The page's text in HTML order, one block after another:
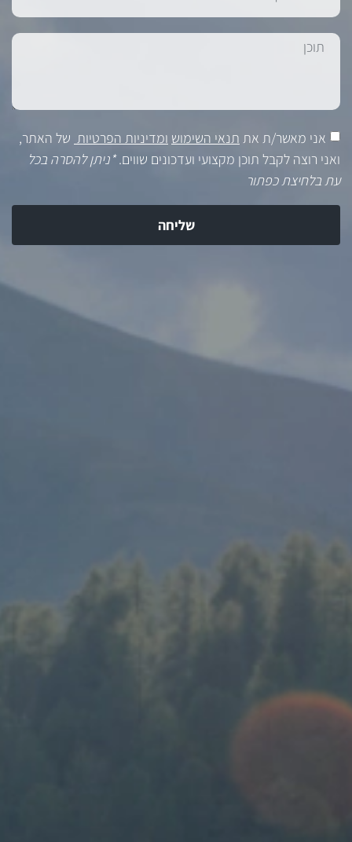
אני מאשר/ת את תנאי השימוש ומדיניות הפרטיות של האתר,
ואני רוצה לקבל תוכן מקצועי ועדכונים שווים.*ניתן להסרה בכל
עת בלחיצת כפתור
שליחה